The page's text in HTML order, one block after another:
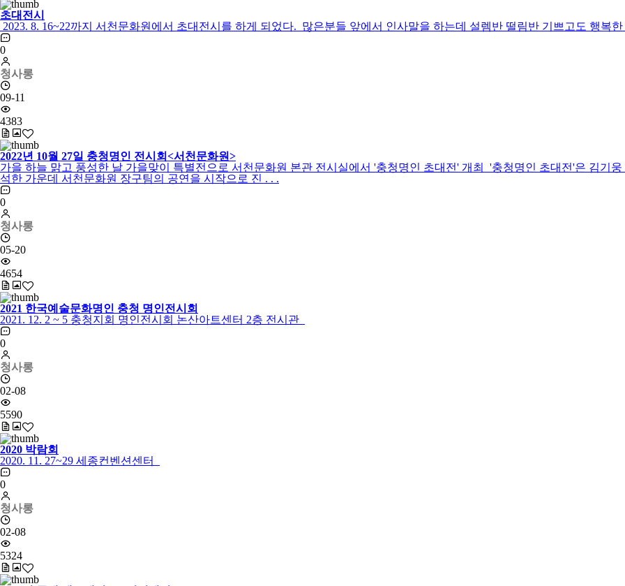
초대전시
2023. 8. 16~22까지 서천문화원에서 초대전시를 하게 되었다. 많은분들 앞에서 인사말을 하는데 설렘반 떨림반 기쁘고도 행복
0
청사롱
09-11
4383
2022년 10월 27일 충청명인 전시회<서천문화원>
가을 하늘 맑고 풍성한 날 가을맞이 특별전으로 서천문화원 본관 전시실에서 '충청명인 초대전' 개최 '충청명인 초대전'은 김기
석한 가운데 서천문화원 장구팀의 공연을 시작으로 진 . . .
0
청사롱
05-20
4654
2021 한국예술문화명인 충청 명인전시회
2021. 12. 2 ~ 5 충청지회 명인전시회 논산아트센터 2층 전시관
0
청사롱
02-08
5590
2020 박람회
2020. 11. 27~29 세종컨벤션센터
0
청사롱
02-08
5324